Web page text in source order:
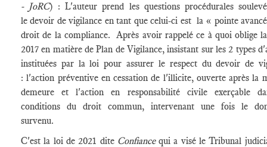
- JoRC) : L'auteur prend les questions procédurales
le devoir de vigilance en tant que celui-ci est la « pointe
droit de la compliance. Après avoir rappelé ce à quoi oblige
2017 en matière de Plan de Vigilance, insistant sur les 2 types
instituées par la loi pour assurer le respect du devoir de
: l'action préventive en cessation de l'illicite, ouverte après la
demeure et l'action en responsabilité civile exerçable
conditions du droit commun, intervenant une fois le
survenu.
C'est la loi de 2021 dite Confiancequi a visé le Tribunal